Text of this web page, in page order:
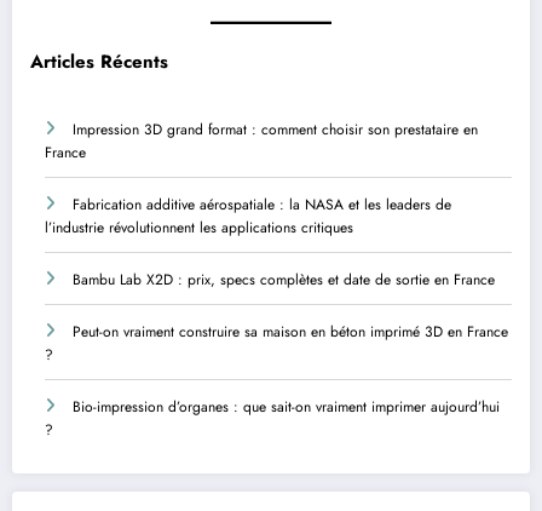
Articles Récents
Impression 3D grand format : comment choisir son prestataire en
France
Fabrication additive aérospatiale : la NASA et les leaders de
l’industrie révolutionnent les applications critiques
Bambu Lab X2D : prix, specs complètes et date de sortie en France
Peut-on vraiment construire sa maison en béton imprimé 3D en France
?
Bio-impression d’organes : que sait-on vraiment imprimer aujourd’hui
?